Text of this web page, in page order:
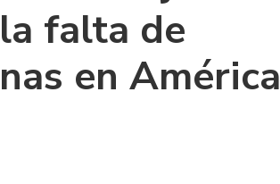
falta de
en América